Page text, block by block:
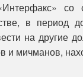
со
в период
на другие
и мичманов,